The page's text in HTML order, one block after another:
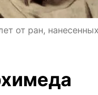
от ран,